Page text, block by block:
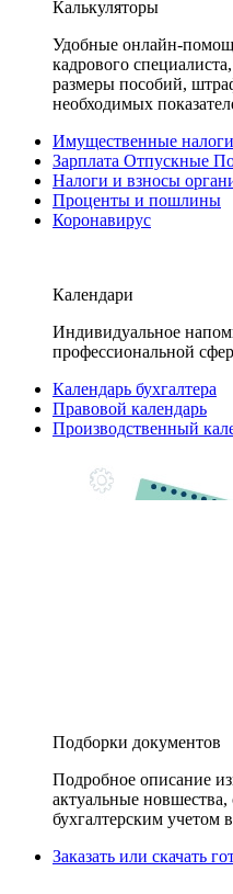
Калькуляторы
Удобные онлайн-
кадрового
размеры пособий,
необходимых
Имущественные
Зарплата Отпускные
Налоги и взносы
Проценты и пошлины
Коронавирус
Календари
Индивидуальное
профессиональной
Календарь бухгалтера
Правовой календарь
Производственный
Подборки документов
Подробное описание
актуальные
бухгалтерским учетом
Заказать или скачать